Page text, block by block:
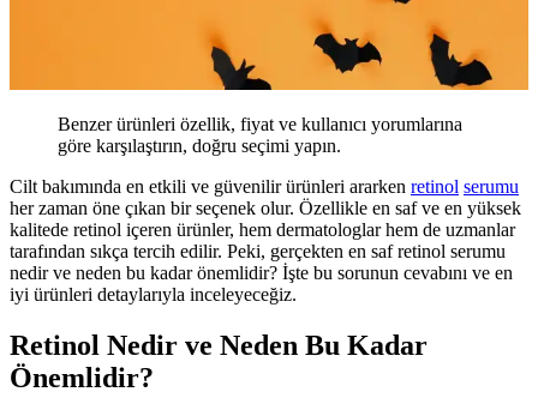
Benzer ürünleri özellik, fiyat ve kullanıcı yorumlarına
göre karşılaştırın, doğru seçimi yapın.
Cilt bakımında en etkili ve güvenilir ürünleri ararken retinol serumu
her zaman öne çıkan bir seçenek olur. Özellikle en saf ve en yüksek
kalitede retinol içeren ürünler, hem dermatologlar hem de uzmanlar
tarafından sıkça tercih edilir. Peki, gerçekten en saf retinol serumu
nedir ve neden bu kadar önemlidir? İşte bu sorunun cevabını ve en
iyi ürünleri detaylarıyla inceleyeceğiz.
Retinol Nedir ve Neden Bu Kadar
Önemlidir?